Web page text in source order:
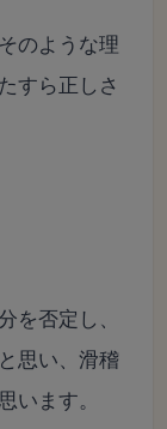
のような理
すら正しさ
を否定し、
思い、滑稽
います。